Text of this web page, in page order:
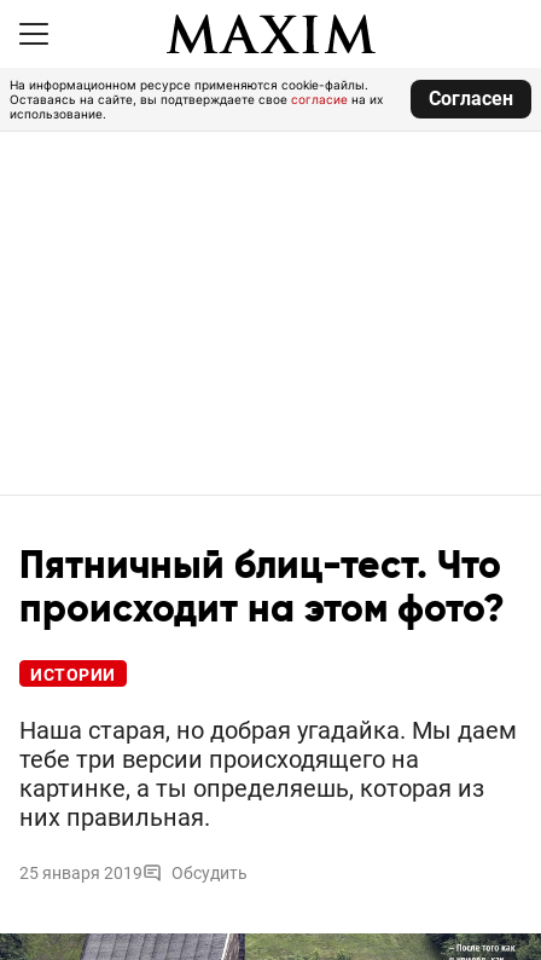
На информационном ресурсе применяются cookie-файлы.
Оставаясь на сайте, вы подтверждаете свое согласие на их
использование.
Согласен
Пятничный блиц-тест. Что
происходит на этом фото?
ИСТОРИИ
Наша старая, но добрая угадайка. Мы даем
тебе три версии происходящего на
картинке, а ты определяешь, которая из
них правильная.
25 января 2019 Обсудить